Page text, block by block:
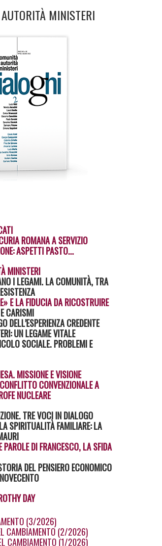
MINISTERI
ROMANA A SERVIZIO
ASPETTI PASTO...
MINISTERI
I LEGAMI. LA COMUNITÀ, TRA
E LA FIDUCIA DA RICOSTRUIRE
CARISMI
DELL’ESPERIENZA CREDENTE
UN LEGAME VITALE
SOCIALE. PROBLEMI E
MISSIONE E VISIONE
CONVENZIONALE A
NUCLEARE
TRE VOCI IN DIALOGO
SPIRITUALITÀ FAMILIARE: LA
PAROLE DI FRANCESCO, LA SFIDA
DEL PENSIERO ECONOMICO
DAY
(3/2026)
CAMBIAMENTO (2/2026)
CAMBIAMENTO (1/2026)